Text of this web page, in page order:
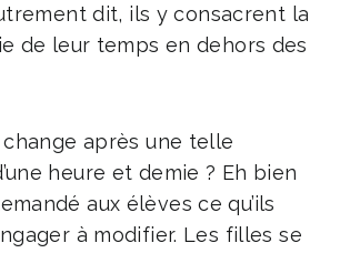
dit, ils y consacrent la
de leur temps en dehors des
change après une telle
heure et demie ? Eh bien
aux élèves ce qu’ils
à modifier. Les filles se